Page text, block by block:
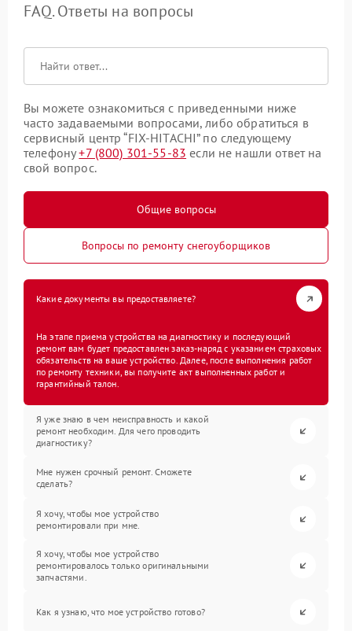
FAQ. Ответы на вопросы
Вы можете ознакомиться с приведенными ниже
часто задаваемыми вопросами, либо обратиться в
сервисный центр “FIX-HITACHI” по следующему
телефону+7 (800) 301-55-83 если не нашли ответ на
свой вопрос.
Общие вопросы
Вопросы по ремонту снегоуборщиков
Какие документы вы предоставляете?
На этапе приема устройства на диагностику и последующий
ремонт вам будет предоставлен заказ-наряд с указанием страховых
обязательств на ваше устройство. Далее, после выполнения работ
по ремонту техники, вы получите акт выполненных работ и
гарантийный талон.
Я уже знаю в чем неисправность и какой
ремонт необходим. Для чего проводить
диагностику?
Мне нужен срочный ремонт. Сможете
сделать?
Я хочу, чтобы мое устройство
ремонтировали при мне.
Я хочу, чтобы мое устройство
ремонтировалось только оригинальными
запчастями.
Как я узнаю, что мое устройство готово?